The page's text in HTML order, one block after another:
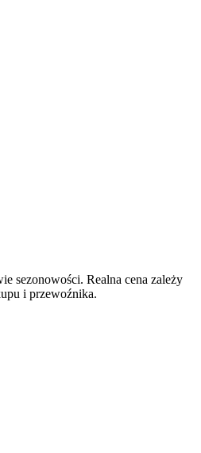
sezonowości. Realna cena zależy
i przewoźnika.